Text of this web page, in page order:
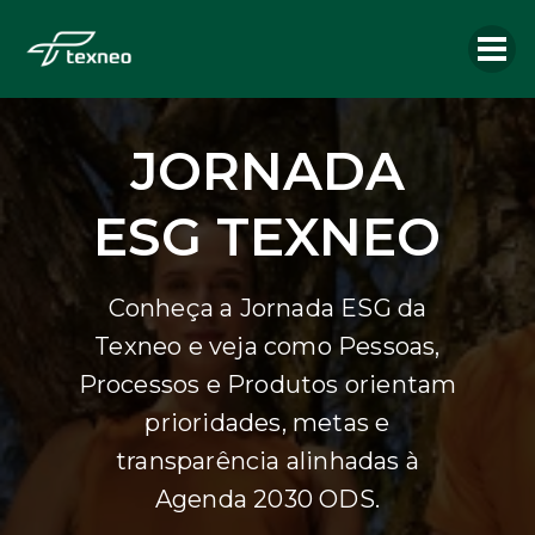
JORNADA
ESG TEXNEO
Conheça a Jornada ESG da
Texneo e veja como Pessoas,
Processos e Produtos orientam
prioridades, metas e
transparência alinhadas à
Agenda 2030 ODS.